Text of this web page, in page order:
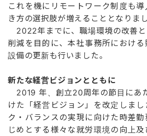
これを機にリモートワーク制度も
き方の選択肢が増えることとなりまし
2022年までに、職場環境の改善と
削減を目的に、本社事務所におけ
設備の更新も行いました。
新たな経営ビジョンとともに
2019 年、創立20周年の節目にあ
けた「経営ビジョン」を改定しま
ク・バランスの実現に向けた時差
じめとする様々な就労環境の向上